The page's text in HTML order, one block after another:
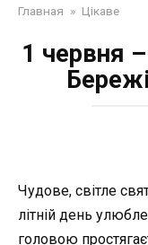
Главная » Цікаве
1 червня
Чудове, світле
літній день
головою